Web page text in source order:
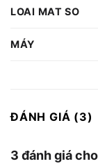
LOAI MAT SO
MÁY
ĐÁNH GIÁ (3)
3 đánh giá